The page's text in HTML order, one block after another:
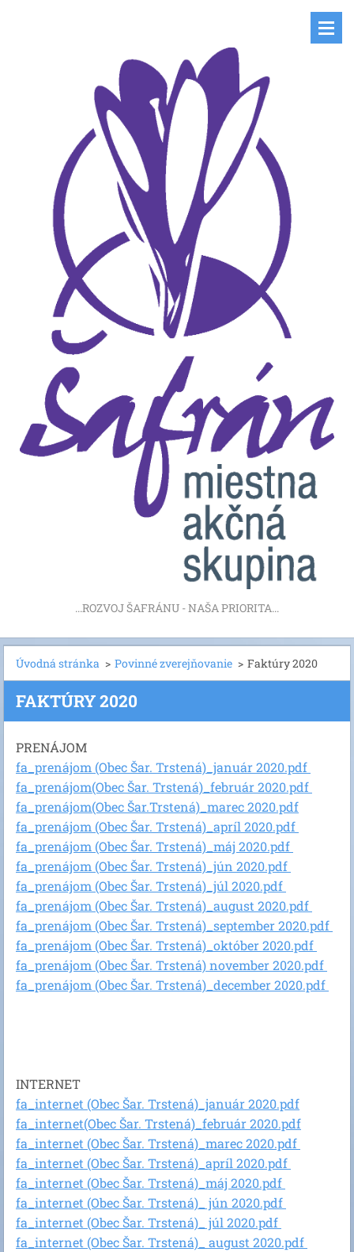
...ROZVOJ ŠAFRÁNU - NAŠA PRIORITA...
Úvodná stránka > Povinné zverejňovanie > Faktúry 2020
FAKTÚRY 2020
PRENÁJOM
fa_prenájom (Obec Šar. Trstená)_január 2020.pdf
fa_prenájom(Obec Šar. Trstená)_február 2020.pdf
fa_prenájom(Obec Šar.Trstená)_marec 2020.pdf
fa_prenájom (Obec Šar. Trstená)_apríl 2020.pdf
fa_prenájom (Obec Šar. Trstená)_máj 2020.pdf
fa_prenájom (Obec Šar. Trstená)_jún 2020.pdf
fa_prenájom (Obec Šar. Trstená)_júl 2020.pdf
fa_prenájom (Obec Šar. Trstená)_august 2020.pdf
fa_prenájom (Obec Šar. Trstená)_september 2020.pdf
fa_prenájom (Obec Šar. Trstená)_október 2020.pdf
fa_prenájom (Obec Šar. Trstená) november 2020.pdf
fa_prenájom (Obec Šar. Trstená)_december 2020.pdf
INTERNET
fa_internet (Obec Šar. Trstená)_január 2020.pdf
fa_internet(Obec Šar. Trstená)_február 2020.pdf
fa_internet (Obec Šar. Trstená)_marec 2020.pdf
fa_internet (Obec Šar. Trstená)_apríl 2020.pdf
fa_internet (Obec Šar. Trstená)_máj 2020.pdf
fa_internet (Obec Šar. Trstená)_ jún 2020.pdf
fa_internet (Obec Šar. Trstená)_ júl 2020.pdf
fa_internet (Obec Šar. Trstená)_ august 2020.pdf